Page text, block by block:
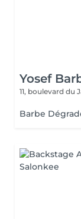
Yosef
11, boulevard du
Barbe